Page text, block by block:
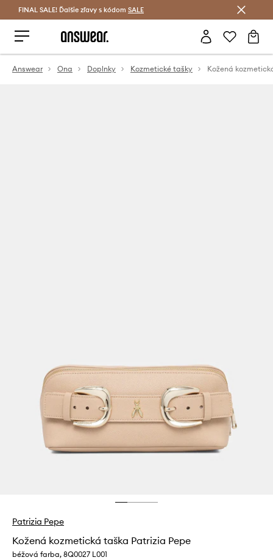
Šetrite s Answear Club >
FINAL SALE! Ďalšie zľavy s kódom SALE
Answear Ona Doplnky Kozmetické tašky
Patrizia Pepe
Kožená kozmetická taška Patrizia Pepe
béžová farba, 8Q0027 L001